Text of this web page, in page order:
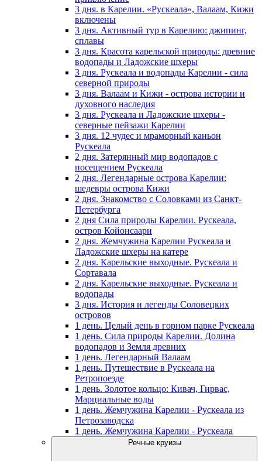
3 дня. в Карелии. «Рускеала», Валаам, Кижи
включены
3 дня. Активный тур в Карелию: джипинг,
сплавы
3 дня. Красота карельской природы: древние
водопады и Ладожские шхеры
3 дня. Рускеала и водопады Карелии - сила
северной природы
3 дня. Валаам и Кижи - острова истории и
духовного наследия
3 дня. Рускеала и Ладожские шхеры -
северные пейзажи Карелии
3 дня. 12 чудес и мраморный каньон
Рускеала
2 дня. Затерянный мир водопадов с
посещением Рускеала
2 дня. Легендарные острова Карелии:
шедевры острова Кижи
2 дня. Знакомство с Соловками из Санкт-
Петербурга
2 дня Сила природы Карелии. Рускеала,
остров Койонсаари
2 дня. Жемчужина Карелии Рускеала и
Ладожские шхеры на катере
2 дня. Карельские выходные. Рускеала и
Сортавала
2 дня. Карельские выходные. Рускеала и
водопады
3 дня. История и легенды Соловецких
островов
1 день. Целый день в горном парке Рускеала
1 день. Сила природы Карелии. Долина
водопадов и Земля древних
1 день. Легендарный Валаам
1 день. Путешествие в Рускеала на
Ретропоезде
1 день. Золотое кольцо: Кивач, Гирвас,
Марциальные воды
1 день. Жемчужина Карелии - Рускеала из
Петрозаводска
1 день. Жемчужина Карелии - Рускеала
Речные круизы